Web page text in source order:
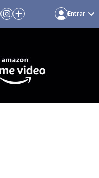
Entrar